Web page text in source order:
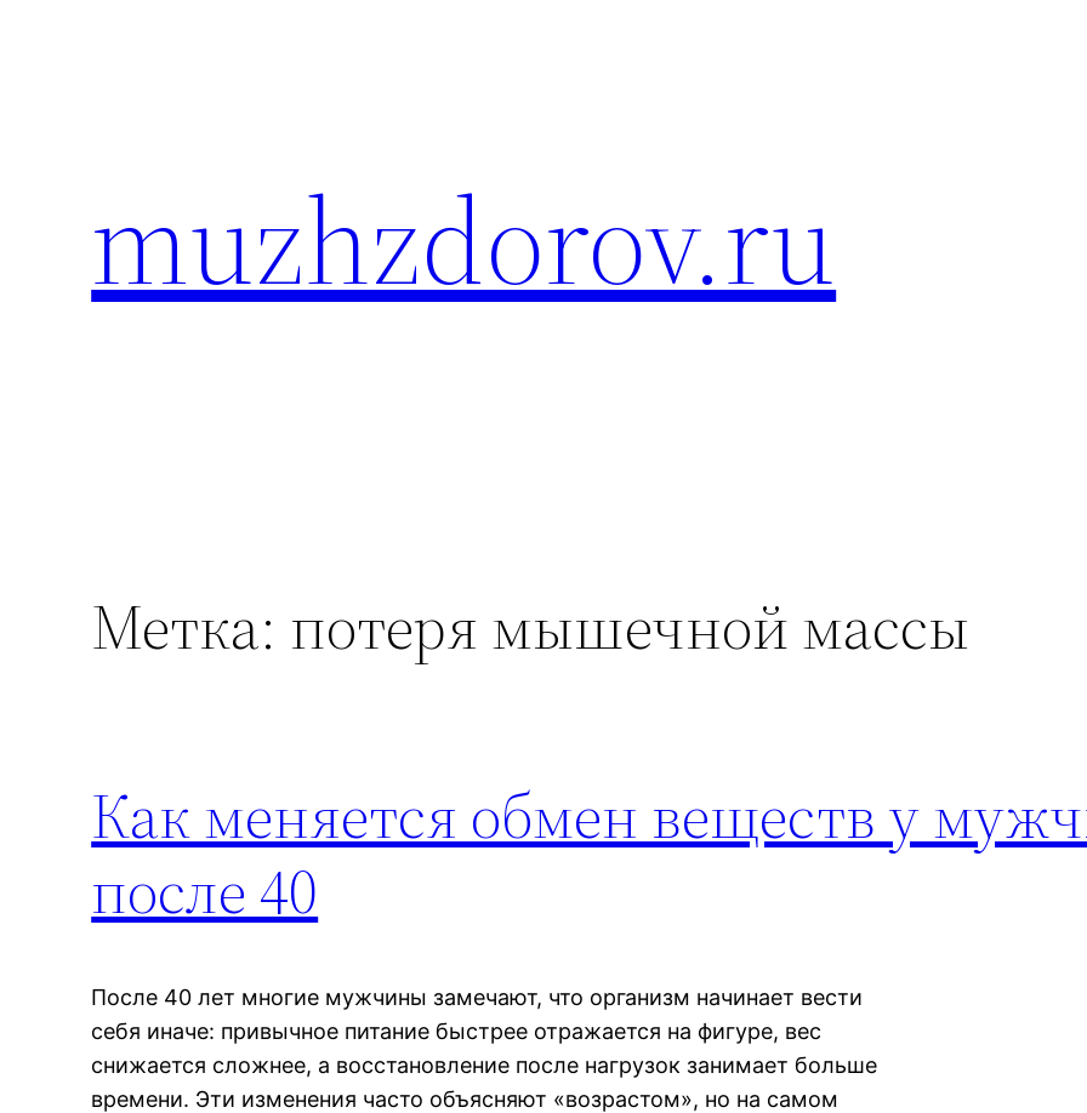
muzhzdorov.ru
Метка: потеря мышечной массы
Как меняется обмен веществ у
после 40
После 40 лет многие мужчины замечают, что организм начинает вести
себя иначе: привычное питание быстрее отражается на фигуре, вес
снижается сложнее, а восстановление после нагрузок занимает больше
времени. Эти изменения часто объясняют «возрастом», но на самом